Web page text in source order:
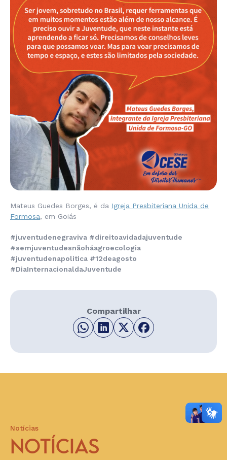
Mateus Guedes Borges, é da Igreja Presbiteriana Unida de
Formosa, em Goiás
#juventudenegraviva #direitoavidadajuventude
#semjuventudesnãoháagroecologia
#juventudenapolitica #12deagosto
#DiaInternacionaldaJuventude
Compartilhar
Notícias
NOTÍCIAS